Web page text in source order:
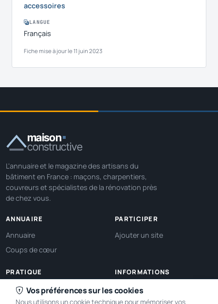
accessoires
LANGUE
Français
Fiche mise à jour le 11 juin 2023
maison
constructive
L'annuaire et le magazine des artisans du
bâtiment en France : maçons, charpentiers,
couvreurs et spécialistes de la rénovation près
de chez vous.
ANNUAIRE
Annuaire
Coups de cœur
PARTICIPER
Ajouter un site
PRATIQUE
Ma localisation
INFORMATIONS
À propos
Vos préférences sur les cookies
Nous utilisons un cookie technique pour mémoriser vos